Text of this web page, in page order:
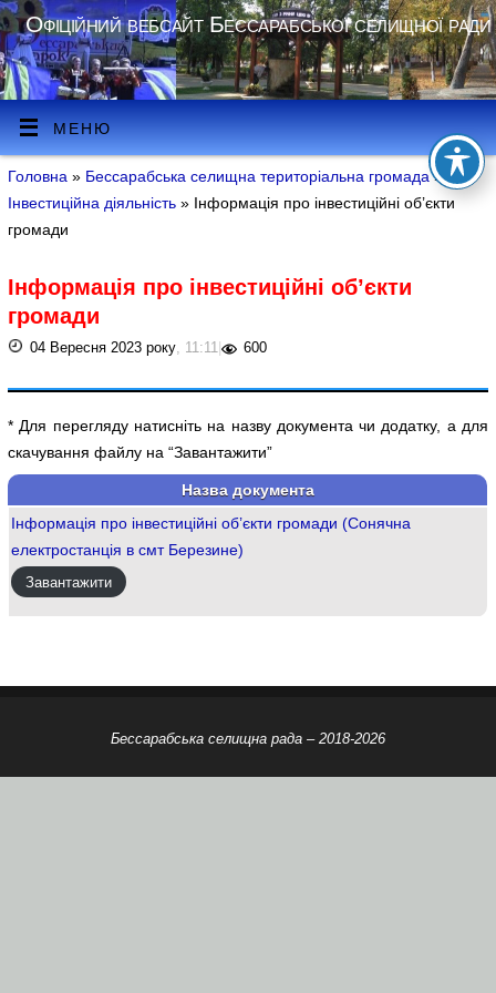
Офіційний вебсайт Бессарабської селищної ради
МЕНЮ
Головна » Бессарабська селищна територіальна громада»
Інвестиційна діяльність» Інформація про інвестиційні об’єкти
громади
Інформація про інвестиційні об’єкти
громади
04 Вересня 2023 року, 11:11| 600
* Для перегляду натисніть на назву документа чи додатку, а для
скачування файлу на “Завантажити”
Назва документа
Інформація про інвестиційні об’єкти громади (Сонячна
електростанція в смт Березине)
Завантажити
Бессарабська селищна рада – 2018-2026